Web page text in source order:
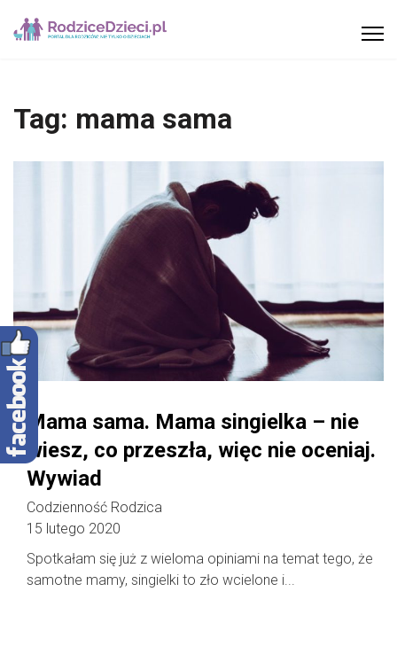
Tag: mama sama
Mama sama. Mama singielka – nie
wiesz, co przeszła, więc nie oceniaj.
Wywiad
Codzienność Rodzica
15 lutego 2020
Spotkałam się już z wieloma opiniami na temat tego, że
samotne mamy, singielki to zło wcielone i...